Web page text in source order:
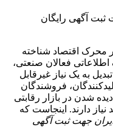
محرک اقتصاد شناخته
فعالان صنعتی،
به یک نیاز غیرقابل
فروشندگان
شدن در بازار رقابتی
نیاز دارند. اینجاست که
جهت ثبت آگهی